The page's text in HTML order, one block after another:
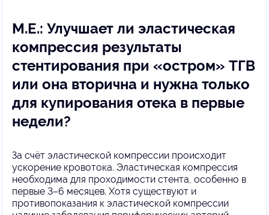
М.Е.: Улучшает ли эластическая
компрессия результаты
стентирования при «остром» ТГВ
или она вторична и нужна только
для купирования отека в первые
недели?
За счёт эластической компрессии происходит
ускорение кровотока. Эластическая компрессия
необходима для проходимости стента, особенно в
первые 3–6 месяцев. Хотя существуют и
противопоказания к эластической компрессии